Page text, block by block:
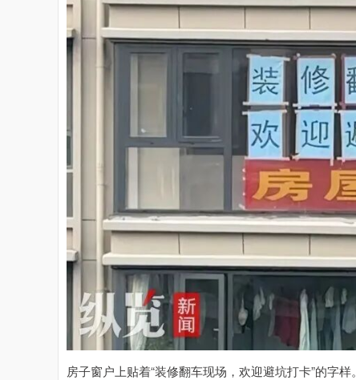
房子窗户上贴着“装修翻车现场，欢迎避坑打卡”的字样。